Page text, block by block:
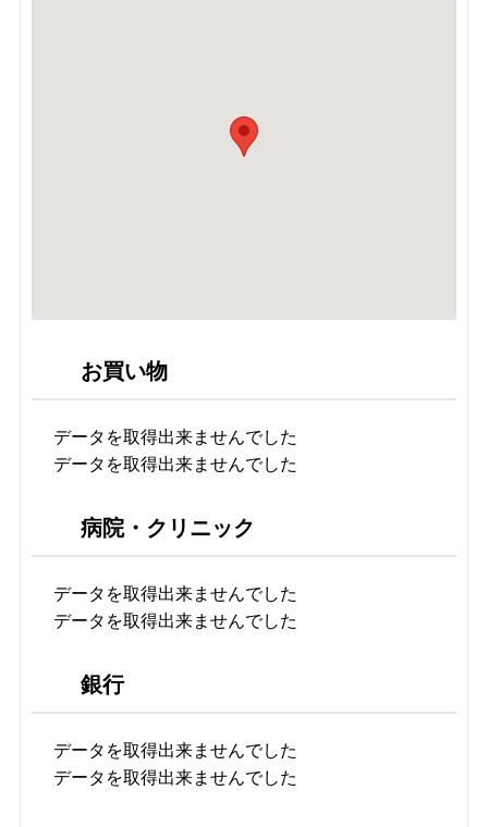
お買い物
データを取得出来ませんでした
データを取得出来ませんでした
病院・クリニック
データを取得出来ませんでした
データを取得出来ませんでした
銀行
データを取得出来ませんでした
データを取得出来ませんでした